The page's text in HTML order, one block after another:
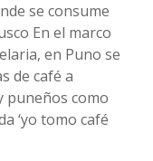
se consume
En el marco
en Puno se
de café a
puneños como
‘yo tomo café